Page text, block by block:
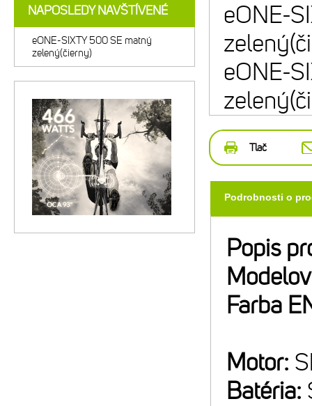
eONE-
eONE-
Tlač
Podrobnosti o
Popis
Farba
Motor:
Batéria:
NAPOSLEDY NAVŠTÍVENÉ
eONE-SIXTY 500 SE matný
zelený(čierny)